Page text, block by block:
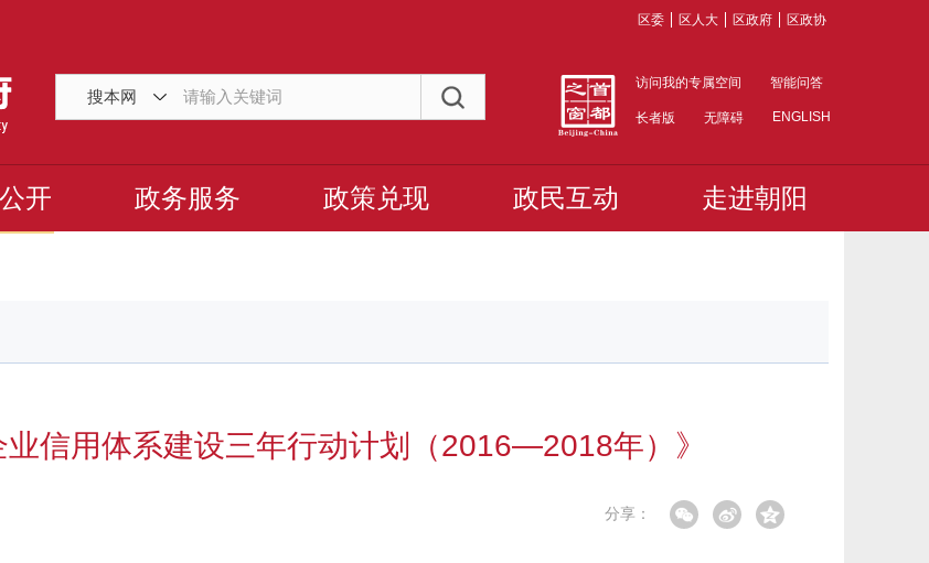
区委 区人大 区政府 区政协
搜本网
访问我的专属空间 智能问答
长者版 无障碍 ENGLISH
开 政务服务 政策兑现 政民互动 走进朝阳
信用体系建设三年行动计划（2016—2018年）》
分享：